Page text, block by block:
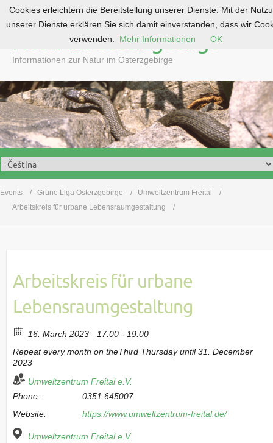
o
c
o
n
t
e
n
Natur im Osterzgebirge
Informationen zur Natur im Osterzgebirge
Events Grüne Liga Osterzgebirge
Umweltzentrum Freital
Arbeitskreis für urbane Lebensraumgestaltung
Arbeitskreis für urbane
Lebensraumgestaltung
16. March 2023
17:00 - 19:00
Repeat every month on theThird Thursday until 31. December
2023
Umweltzentrum Freital e.V.
Phone:
0351 645007
Website:
https://www.umweltzentrum-freital.de/
Umweltzentrum Freital e.V.
Cookies erleichtern die Bereitstellung unserer Dienste. Mit der
unserer Dienste erklären Sie sich damit einverstanden, dass wir
verwenden.
Mehr Informationen OK